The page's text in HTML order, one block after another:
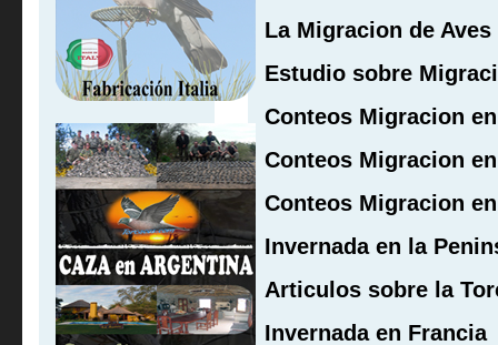
La Migracion de Aves
Estudio sobre
Conteos Migracion
Conteos Migracion
Conteos Migracion
Invernada en la
Articulos sobre la
Invernada en Francia